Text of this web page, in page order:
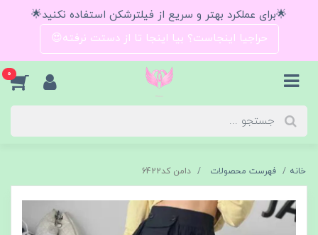
🌟برای عملکرد بهتر و سریع از فیلترشکن استفاده نکنید🌟
حراجیا اینجاست؟ بیا اینجا تا از دستت نرفته😍
0
خانه فهرست محصولات دامن کد6422